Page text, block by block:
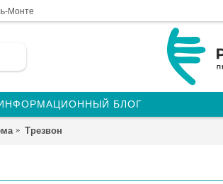
Монте
БЛОГ
Трезвон